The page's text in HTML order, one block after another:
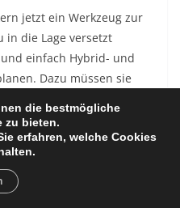
jetzt ein Werkzeug zur
in die Lage versetzt
einfach Hybrid- und
Dazu müssen sie
dann den Rest
technisch korrekte und
zur
die bestmögliche
zu bieten.
erfahren, welche Cookies